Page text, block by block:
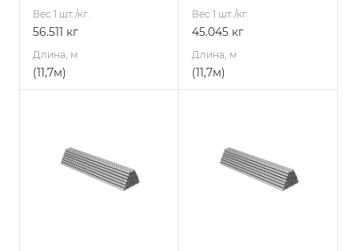
Вес 1 шт./кг.
56.511 кг
Длина, м
(11,7м)
Вес 1 шт./кг.
45.045 кг
Длина, м
(11,7м)